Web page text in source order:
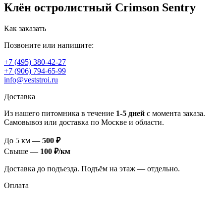
Клён остролистный Crimson Sentry
Как заказать
Позвоните или напишите:
+7 (495) 380-42-27
+7 (906) 794-65-99
info@veststroi.ru
Доставка
Из нашего питомника в течение 1‑5 дней с момента заказа.
Самовывоз или доставка по Москве и области.
До 5 км — 500 ₽
Свыше — 100 ₽/км
Доставка до подъезда. Подъём на этаж — отдельно.
Оплата